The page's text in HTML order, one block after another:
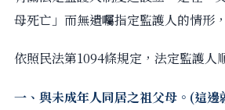
母死亡」而無遺囑指定監護人的情形
依照民法第1094條規定，法定監護人
一、與未成年人同居之祖父母。(這邊